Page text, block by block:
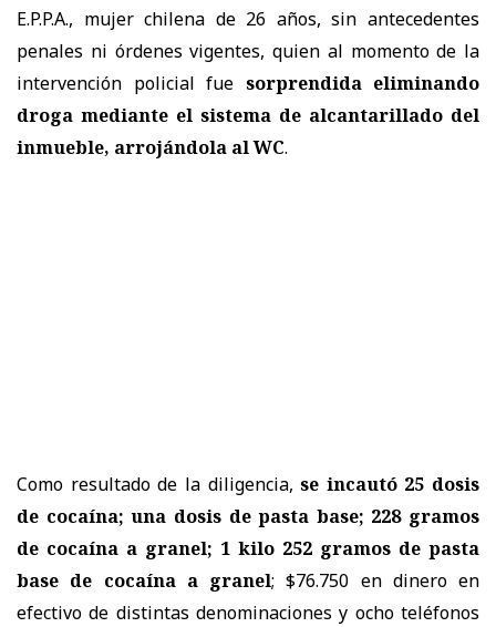
E.P.P.A., mujer chilena de 26 años, sin antecedentes
penales ni órdenes vigentes, quien al momento de la
intervención policial fue sorprendida eliminando
droga mediante el sistema de alcantarillado del
inmueble, arrojándola al WC.
Como resultado de la diligencia,se incautó 25 dosis
de cocaína; una dosis de pasta base; 228 gramos
de cocaína a granel; 1 kilo 252 gramos de pasta
base de cocaína a granel; $76.750 en dinero en
efectivo de distintas denominaciones y ocho teléfonos